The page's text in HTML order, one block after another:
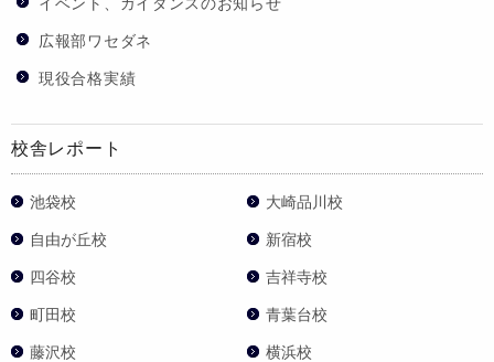
広報部ワセダネ
現役合格実績
校舎レポート
池袋校 大崎品川校
自由が丘校 新宿校
四谷校 吉祥寺校
町田校 青葉台校
藤沢校 横浜校